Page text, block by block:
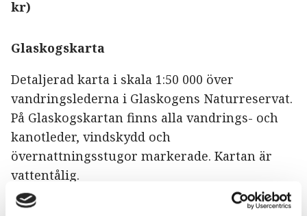
kr)
Glaskogskarta
Detaljerad karta i skala 1:50 000 över
vandringslederna i Glaskogens Naturreservat.
På Glaskogskartan finns alla vandrings- och
kanotleder, vindskydd och
övernattningsstugor markerade. Kartan är
vattentålig.
Pris inom Sverige: 171 SEK (inkl. porto 22